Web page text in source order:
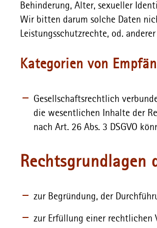
Behinderung, Alter, sexueller
Wir bitten darum solche Daten
Leistungsschutzrechte, od.
Kategorien von
Gesellschaftsrechtlich
die wesentlichen Inhalte der
nach Art. 26 Abs. 3 DSGVO
Rechtsgrundlagen
zur Begründung, der
zur Erfüllung einer rechtlichen